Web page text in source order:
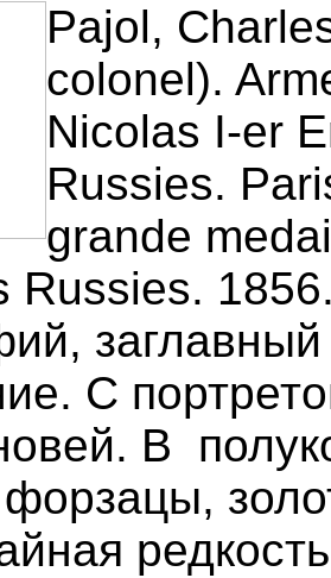
Pajol,
colonel).
Nicolas I-er
Russies.
grande
Russies.
С
В